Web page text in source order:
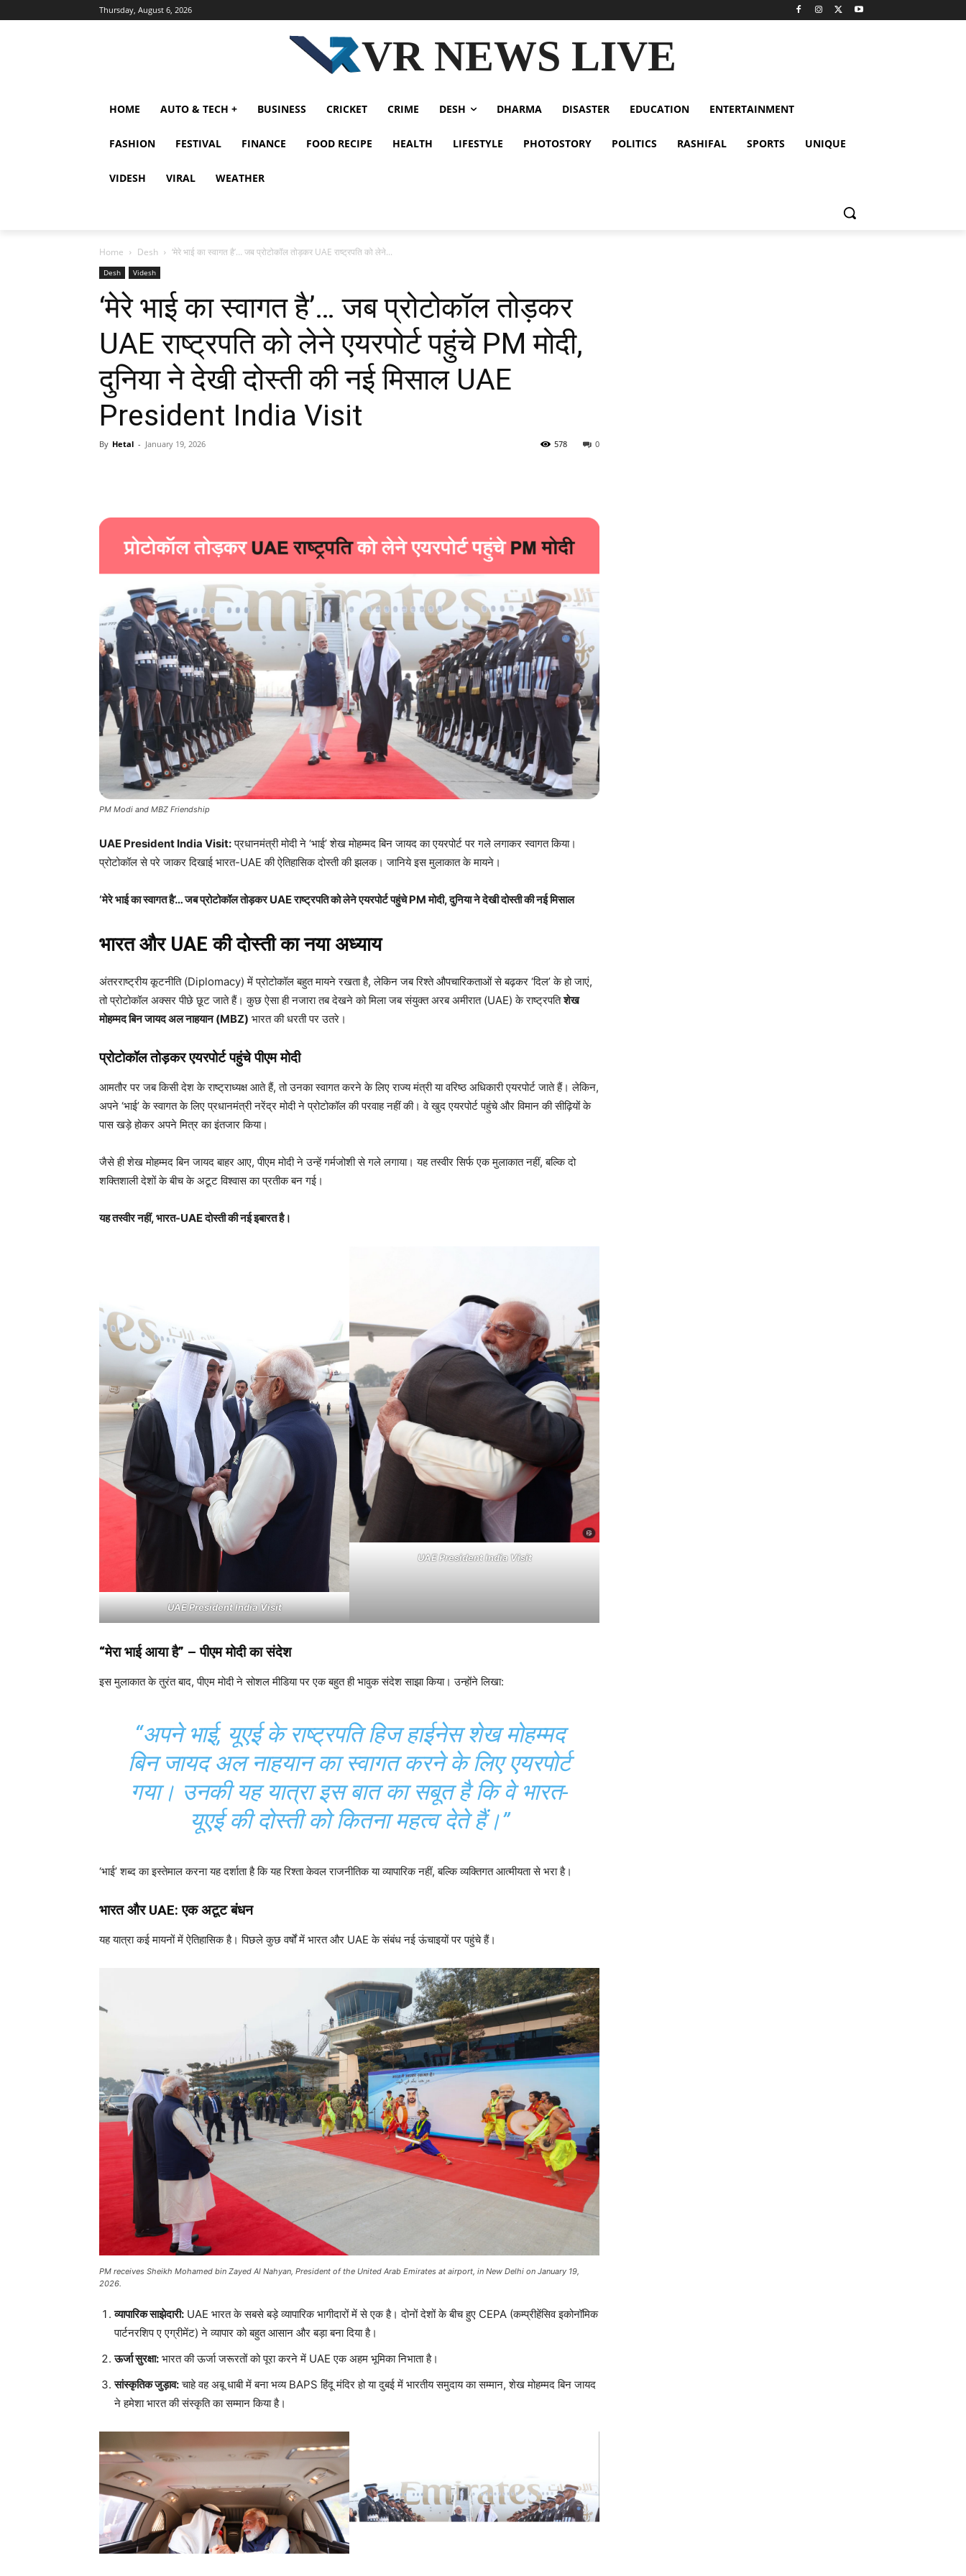
Thursday, August 6, 2026
VR NEWS LIVE
HOME AUTO & TECH + BUSINESS CRICKET CRIME DESH DHARMA DISASTER EDUCATION ENTERTAINMENT
FASHION FESTIVAL FINANCE FOOD RECIPE HEALTH LIFESTYLE PHOTOSTORY POLITICS RASHIFAL SPORTS UNIQUE
VIDESH VIRAL WEATHER
Home Desh ‘मेरे भाई का स्वागत है’… जब प्रोटोकॉल तोड़कर UAE राष्ट्रपति को लेने...
Desh Videsh
‘मेरे भाई का स्वागत है’… जब प्रोटोकॉल तोड़कर
UAE राष्ट्रपति को लेने एयरपोर्ट पहुंचे PM मोदी,
दुनिया ने देखी दोस्ती की नई मिसाल UAE
President India Visit
By Hetal - January 19, 2026 0
578
PM Modi and MBZ Friendship
UAE President India Visit:प्रधानमंत्री मोदी ने ‘भाई’ शेख मोहम्मद बिन जायद का एयरपोर्ट पर गले लगाकर स्वागत किया।
प्रोटोकॉल से परे जाकर दिखाई भारत-UAE की ऐतिहासिक दोस्ती की झलक। जानिये इस मुलाकात के मायने।
‘मेरे भाई का स्वागत है’… जब प्रोटोकॉल तोड़कर UAE राष्ट्रपति को लेने एयरपोर्ट पहुंचे PM मोदी, दुनिया ने देखी दोस्ती की नई मिसाल
भारत और UAE की दोस्ती का नया अध्याय
अंतरराष्ट्रीय कूटनीति (Diplomacy) में प्रोटोकॉल बहुत मायने रखता है, लेकिन जब रिश्ते औपचारिकताओं से बढ़कर ‘दिल’ के हो जाएं,
तो प्रोटोकॉल अक्सर पीछे छूट जाते हैं। कुछ ऐसा ही नजारा तब देखने को मिला जब संयुक्त अरब अमीरात (UAE) के राष्ट्रपतिशेख
मोहम्मद बिन जायद अल नाहयान (MBZ) भारत की धरती पर उतरे।
प्रोटोकॉल तोड़कर एयरपोर्ट पहुंचे पीएम मोदी
आमतौर पर जब किसी देश के राष्ट्राध्यक्ष आते हैं, तो उनका स्वागत करने के लिए राज्य मंत्री या वरिष्ठ अधिकारी एयरपोर्ट जाते हैं। लेकिन,
अपने ‘भाई’ के स्वागत के लिए प्रधानमंत्री नरेंद्र मोदी ने प्रोटोकॉल की परवाह नहीं की। वे खुद एयरपोर्ट पहुंचे और विमान की सीढ़ियों के
पास खड़े होकर अपने मित्र का इंतजार किया।
जैसे ही शेख मोहम्मद बिन जायद बाहर आए, पीएम मोदी ने उन्हें गर्मजोशी से गले लगाया। यह तस्वीर सिर्फ एक मुलाकात नहीं, बल्कि दो
शक्तिशाली देशों के बीच के अटूट विश्वास का प्रतीक बन गई।
यह तस्वीर नहीं, भारत-UAE दोस्ती की नई इबारत है।
UAE President India Visit
UAE President India Visit
“मेरा भाई आया है” – पीएम मोदी का संदेश
इस मुलाकात के तुरंत बाद, पीएम मोदी ने सोशल मीडिया पर एक बहुत ही भावुक संदेश साझा किया। उन्होंने लिखा:
“अपने भाई, यूएई के राष्ट्रपति हिज हाईनेस शेख मोहम्मद
बिन जायद अल नाहयान का स्वागत करने के लिए एयरपोर्ट
गया। उनकी यह यात्रा इस बात का सबूत है कि वे भारत-
यूएई की दोस्ती को कितना महत्व देते हैं।”
‘भाई’ शब्द का इस्तेमाल करना यह दर्शाता है कि यह रिश्ता केवल राजनीतिक या व्यापारिक नहीं, बल्कि व्यक्तिगत आत्मीयता से भरा है।
भारत और UAE: एक अटूट बंधन
यह यात्रा कई मायनों में ऐतिहासिक है। पिछले कुछ वर्षों में भारत और UAE के संबंध नई ऊंचाइयों पर पहुंचे हैं।
PM receives Sheikh Mohamed bin Zayed Al Nahyan, President of the United Arab Emirates at airport, in New Delhi on January 19,
2026.
व्यापारिक साझेदारी: UAE भारत के सबसे बड़े व्यापारिक भागीदारों में से एक है। दोनों देशों के बीच हुए CEPA (कम्प्रीहेंसिव इकोनॉमिक
पार्टनरशिप ए एग्रीमेंट) ने व्यापार को बहुत आसान और बड़ा बना दिया है।
ऊर्जा सुरक्षा: भारत की ऊर्जा जरूरतों को पूरा करने में UAE एक अहम भूमिका निभाता है।
सांस्कृतिक जुड़ाव:चाहे वह अबू धाबी में बना भव्य BAPS हिंदू मंदिर हो या दुबई में भारतीय समुदाय का सम्मान, शेख मोहम्मद बिन जायद
ने हमेशा भारत की संस्कृति का सम्मान किया है।